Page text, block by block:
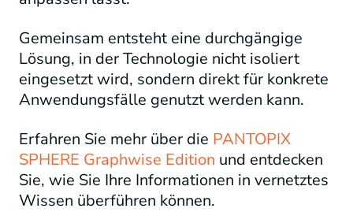
Gemeinsam entsteht eine durchgängige
Lösung, in der Technologie nicht isoliert
eingesetzt wird, sondern direkt für konkrete
Anwendungsfälle genutzt werden kann.
Erfahren Sie mehr über die PANTOPIX
SPHERE Graphwise Edition und entdecken
Sie, wie Sie Ihre Informationen in vernetztes
Wissen überführen können.